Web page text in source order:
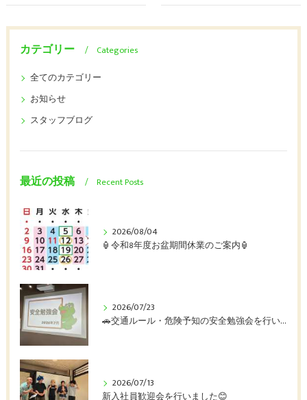
トルキャップを回収しておりま
した。ペットボトルキャップ支
援を行い、ペットボ…
テル様にお伺いし、客室内の排
水管洗浄作業を実施させていた
カテゴリー
Categories
全てのカテゴリー
お知らせ
スタッフブログ
最近の投稿 Recent Posts
2026/08/04
🏮令和8年度お盆期間休業のご案内🏮
2026/07/23
🚗交通ルール・危険予知の安全勉強会を行いました🚛
2026/07/13
新入社員歓迎会を行いました😊